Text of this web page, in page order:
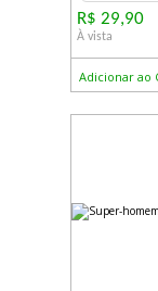
R$ 29,90
À vista
Adicionar ao